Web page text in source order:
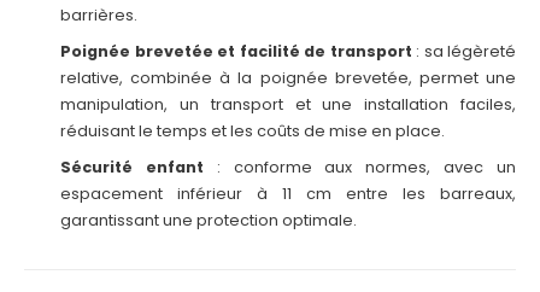
barrières.
Poignée brevetée et facilité de transport : sa légèreté
relative, combinée à la poignée brevetée, permet une
manipulation, un transport et une installation faciles,
réduisant le temps et les coûts de mise en place.
Sécurité enfant : conforme aux normes, avec un
espacement inférieur à 11 cm entre les barreaux,
garantissant une protection optimale.